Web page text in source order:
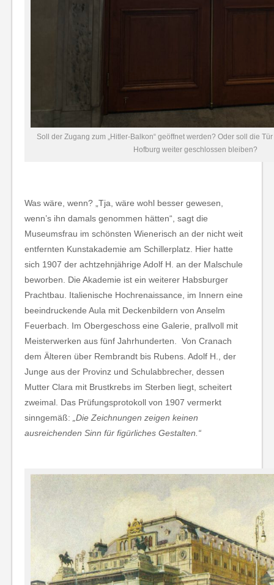
Soll der Zugang zum „Hitler-Balkon“ geöffnet werden? Oder soll die
Hofburg weiter geschlossen bleiben?
Was wäre, wenn? „Tja, wäre wohl besser gewesen,
wenn’s ihn damals genommen hätten“, sagt die
Museumsfrau im schönsten Wienerisch an der nicht weit
entfernten Kunstakademie am Schillerplatz. Hier hatte
sich 1907 der achtzehnjährige Adolf H. an der Malschule
beworben. Die Akademie ist ein weiterer Habsburger
Prachtbau. Italienische Hochrenaissance, im Innern eine
beeindruckende Aula mit Deckenbildern von Anselm
Feuerbach. Im Obergeschoss eine Galerie, prallvoll mit
Meisterwerken aus fünf Jahrhunderten. Von Cranach
dem Älteren über Rembrandt bis Rubens. Adolf H., der
Junge aus der Provinz und Schulabbrecher, dessen
Mutter Clara mit Brustkrebs im Sterben liegt, scheitert
zweimal. Das Prüfungsprotokoll von 1907 vermerkt
sinngemäß:
„Die Zeichnungen zeigen keinen
ausreichenden Sinn für figürliches Gestalten.“